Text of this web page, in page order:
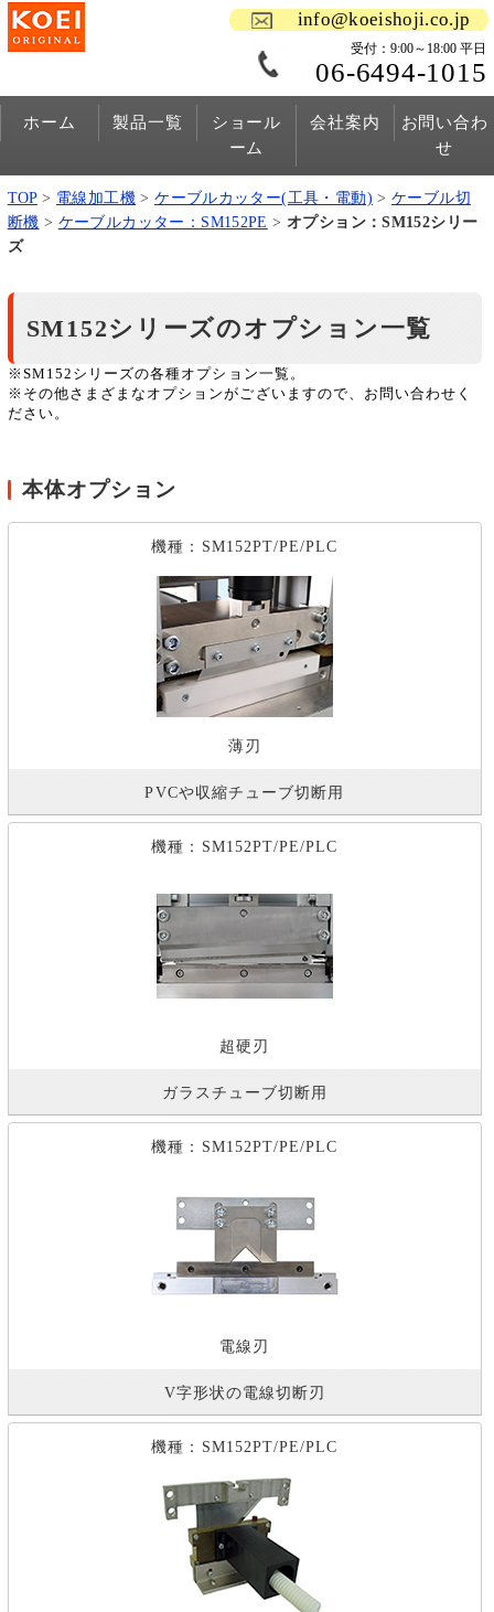
info@koeishoji.co.jp
受付：9:00～18:00 平日
06-6494-1015
ホーム 製品一覧
ショール
ーム
会社案内
お問い合わ
せ
TOP> 電線加工機>ケーブルカッター(工具・電動) >ケーブル切
断機 > ケーブルカッター：SM152PE > オプション：SM152シリー
ズ
SM152シリーズのオプション一覧
※SM152シリーズの各種オプション一覧。
※その他さまざまなオプションがございますので、お問い合わせく
ださい。
本体オプション
機種：SM152PT/PE/PLC
薄刃
PVCや収縮チューブ切断用
機種：SM152PT/PE/PLC
超硬刃
ガラスチューブ切断用
機種：SM152PT/PE/PLC
電線刃
V字形状の電線切断刃
機種：SM152PT/PE/PLC